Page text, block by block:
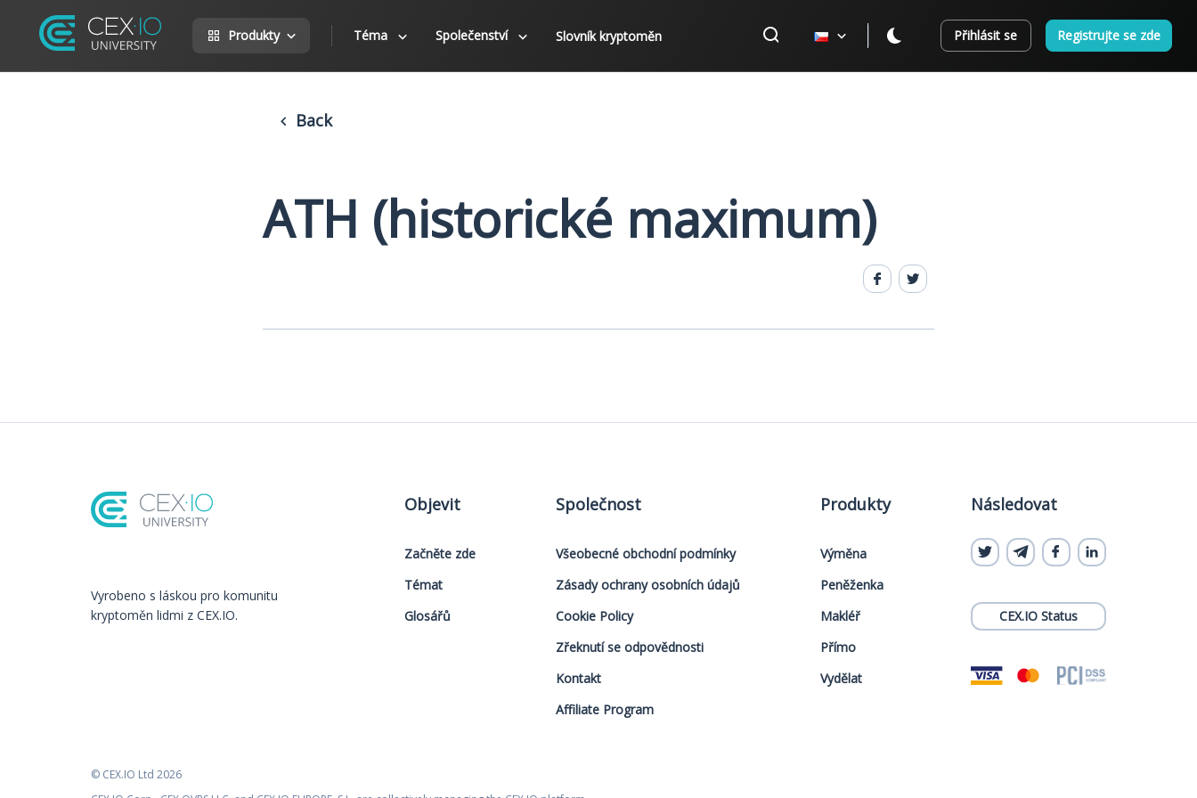
Produkty Téma Společenství Slovník kryptoměn Přihlásit se Registrujte se zde
Back
ATH (historické maximum)
Vyrobeno s láskou️ pro komunitu
kryptoměn lidmi z CEX.IO.
Objevit
Začněte zde
Témat
Glosářů
Společnost
Všeobecné obchodní podmínky
Zásady ochrany osobních údajů
Cookie Policy
Zřeknutí se odpovědnosti
Kontakt
Affiliate Program
Produkty
Výměna
Peněženka
Makléř
Přímo
Vydělat
Následovat
CEX.IO Status
© CEX.IO Ltd 2026